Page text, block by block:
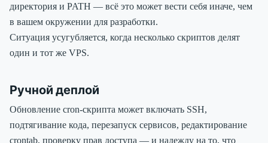
директория и PATH — всё это может вести себя иначе, чем
в вашем окружении для разработки.
Ситуация усугубляется, когда несколько скриптов делят
один и тот же VPS.
Ручной деплой
Обновление cron-скрипта может включать SSH,
подтягивание кода, перезапуск сервисов, редактирование
crontab, проверку прав доступа — и надежду на то, что